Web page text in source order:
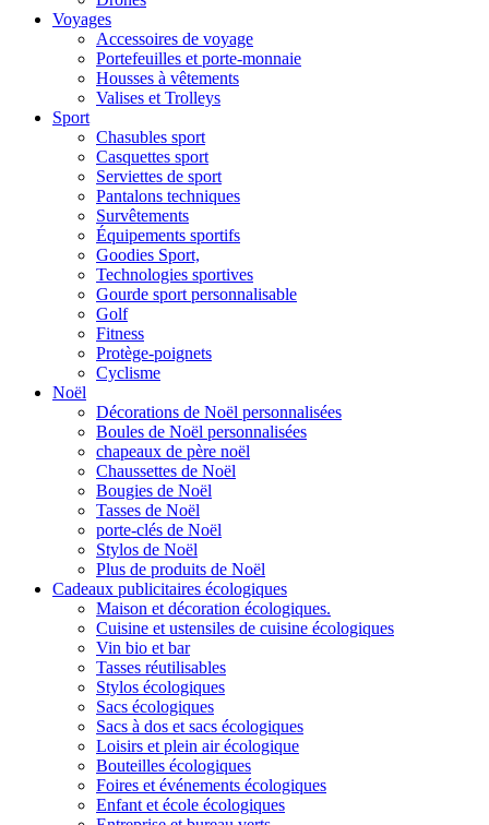
Voyages
Accessoires de voyage
Portefeuilles et porte-monnaie
Housses à vêtements
Valises et Trolleys
Sport
Chasubles sport
Casquettes sport
Serviettes de sport
Pantalons techniques
Survêtements
Équipements sportifs
Goodies Sport,
Technologies sportives
Gourde sport personnalisable
Golf
Fitness
Protège-poignets
Cyclisme
Noël
Décorations de Noël personnalisées
Boules de Noël personnalisées
chapeaux de père noël
Chaussettes de Noël
Bougies de Noël
Tasses de Noël
porte-clés de Noël
Stylos de Noël
Plus de produits de Noël
Cadeaux publicitaires écologiques
Maison et décoration écologiques.
Cuisine et ustensiles de cuisine écologiques
Vin bio et bar
Tasses réutilisables
Stylos écologiques
Sacs écologiques
Sacs à dos et sacs écologiques
Loisirs et plein air écologique
Bouteilles écologiques
Foires et événements écologiques
Enfant et école écologiques